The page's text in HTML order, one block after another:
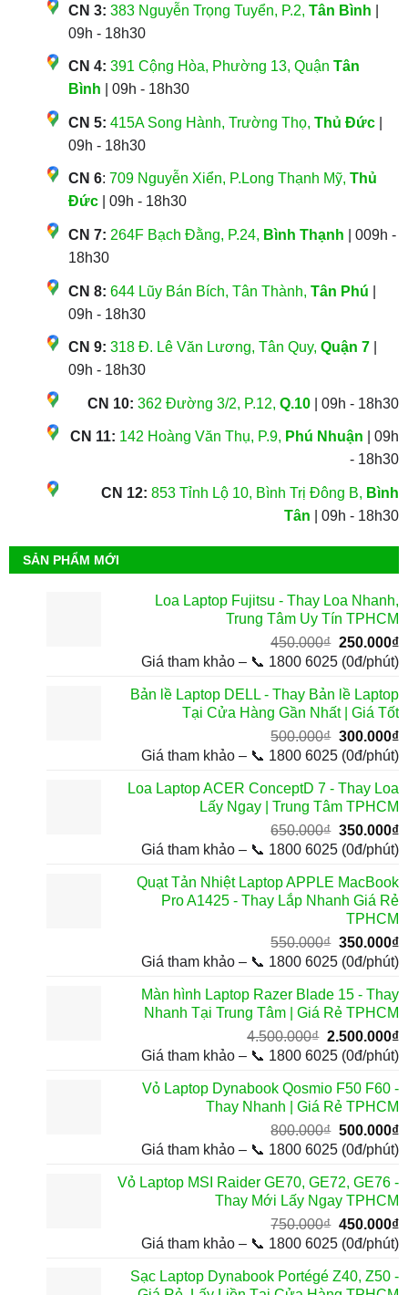
CN 3: 383 Nguyễn Trọng Tuyển, P.2, Tân Bình
09h - 18h30
CN 4: 391 Cộng Hòa, Phường 13, Quận Tân
Bình | 09h - 18h30
CN 5: 415A Song Hành, Trường Thọ, Thủ Đức|
09h - 18h30
CN 6: 709 Nguyễn Xiển, P.Long Thạnh Mỹ, Thủ
Đức| 09h - 18h30
CN 7: 264F Bạch Đằng, P.24, Bình Thạnh | 009h -
18h30
CN 8: 644 Lũy Bán Bích, Tân Thành, Tân Phú
09h - 18h30
CN 9: 318 Đ. Lê Văn Lương, Tân Quy, Quận 7|
09h - 18h30
CN 10: 362 Đường 3/2, P.12,Q.10 | 09h - 18h30
CN 11: 142 Hoàng Văn Thụ, P.9, Phú Nhuận | 09h
- 18h30
CN 12: 853 Tỉnh Lộ 10, Bình Trị Đông B, Bình
Tân | 09h - 18h30
SẢN PHẨM MỚI
Loa Laptop Fujitsu - Thay Loa Nhanh,
Trung Tâm Uy Tín TPHCM
450.000₫ Giá
gốc
450.000₫.
250.000₫
Giá tham khảo – 📞 1800 6025 (0đ/phút)
Bản lề Laptop DELL - Thay Bản lề Laptop
Tại Cửa Hàng Gần Nhất | Giá Tốt
500.000₫ Giá
gốc
500.000₫.
300.000₫
Giá tham khảo – 📞 1800 6025 (0đ/phút)
Loa Laptop ACER ConceptD 7 - Thay Loa
Lấy Ngay | Trung Tâm TPHCM
650.000₫ Giá
gốc
650.000₫.
350.000₫
Giá tham khảo – 📞 1800 6025 (0đ/phút)
Quạt Tản Nhiệt Laptop APPLE MacBook
Pro A1425 - Thay Lắp Nhanh Giá Rẻ
TPHCM
550.000₫ Giá
gốc
550.000₫.
350.000₫
Giá tham khảo – 📞 1800 6025 (0đ/phút)
Màn hình Laptop Razer Blade 15 - Thay
Nhanh Tại Trung Tâm | Giá Rẻ TPHCM
4.500.000₫ Giá
gốc
4.500.000₫.
2.500.000₫
Giá tham khảo – 📞 1800 6025 (0đ/phút)
Vỏ Laptop Dynabook Qosmio F50 F60 -
Thay Nhanh | Giá Rẻ TPHCM
800.000₫ Giá
gốc
800.000₫.
500.000₫
Giá tham khảo – 📞 1800 6025 (0đ/phút)
Vỏ Laptop MSI Raider GE70, GE72, GE76 -
Thay Mới Lấy Ngay TPHCM
750.000₫ Giá
gốc
750.000₫.
450.000₫
Giá tham khảo – 📞 1800 6025 (0đ/phút)
Sạc Laptop Dynabook Portégé Z40, Z50 -